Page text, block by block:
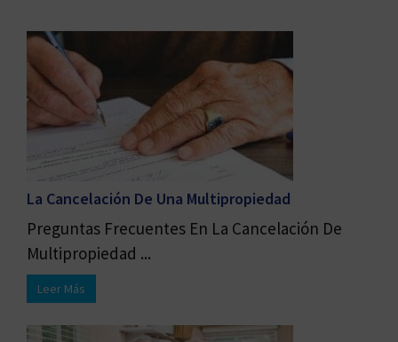
La Cancelación De Una Multipropiedad
Preguntas Frecuentes En La Cancelación De
Multipropiedad ...
Leer Más